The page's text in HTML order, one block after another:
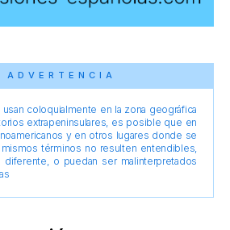
ADVERTENCIA
coloquialmente en la zona geográfica
extrapeninsulares, es posible que en
y en otros lugares donde se
términos no resulten entendibles,
diferente, o puedan ser malinterpretados